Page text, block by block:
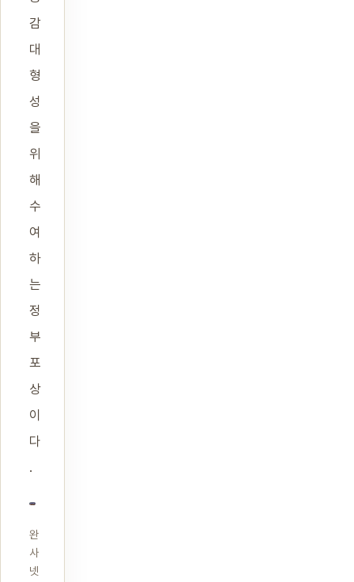
감
대
형
성
을
위
해
수
여
하
는
정
부
포
상
이
다
.
완
사
넷